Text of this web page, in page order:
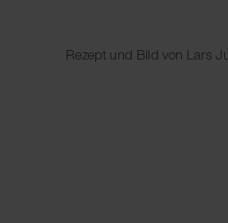
Rezept und Bild von Lars